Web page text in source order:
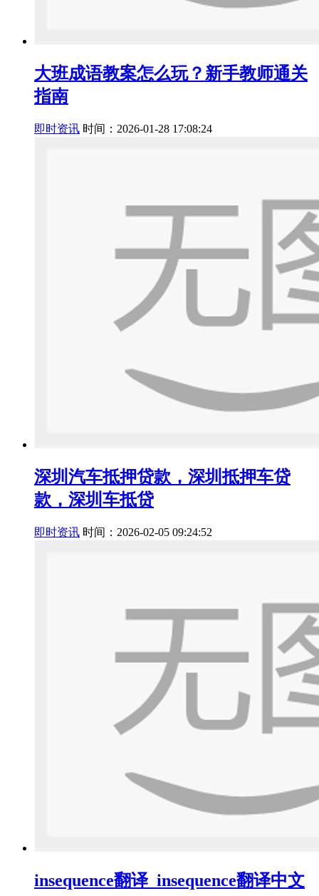
大班成语教案怎么玩？新手教师通关
指南
即时资讯 时间：2026-01-28 17:08:24
深圳汽车抵押贷款，深圳抵押车贷
款，深圳车抵贷
即时资讯 时间：2026-02-05 09:24:52
insequence翻译_insequence翻译中文